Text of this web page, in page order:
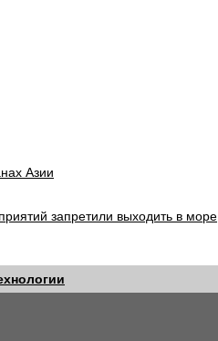
Азии
запретили выходить в море